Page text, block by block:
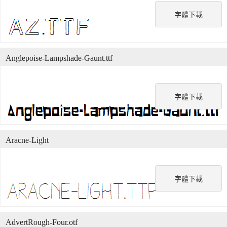
字體下載
字體下載
Anglepoise-Lampshade-Gaunt.ttf
字體下載
Aracne-Light
AdvertRough-Four.otf